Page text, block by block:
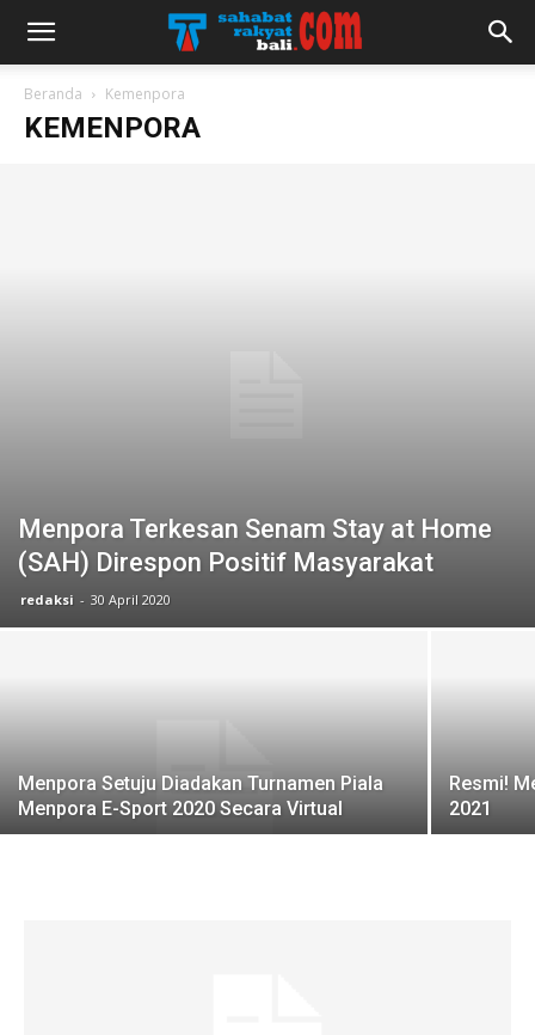
Beranda Kemenpora
KEMENPORA
Menpora Terkesan Senam Stay at Home
(SAH) Direspon Positif Masyarakat
redaksi - 30 April 2020
Menpora Setuju Diadakan Turnamen Piala
Menpora E-Sport 2020 Secara Virtual
Resmi!
2021